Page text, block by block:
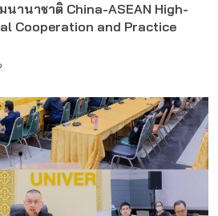
นานาชาติ China-ASEAN High-
Cooperation and Practice